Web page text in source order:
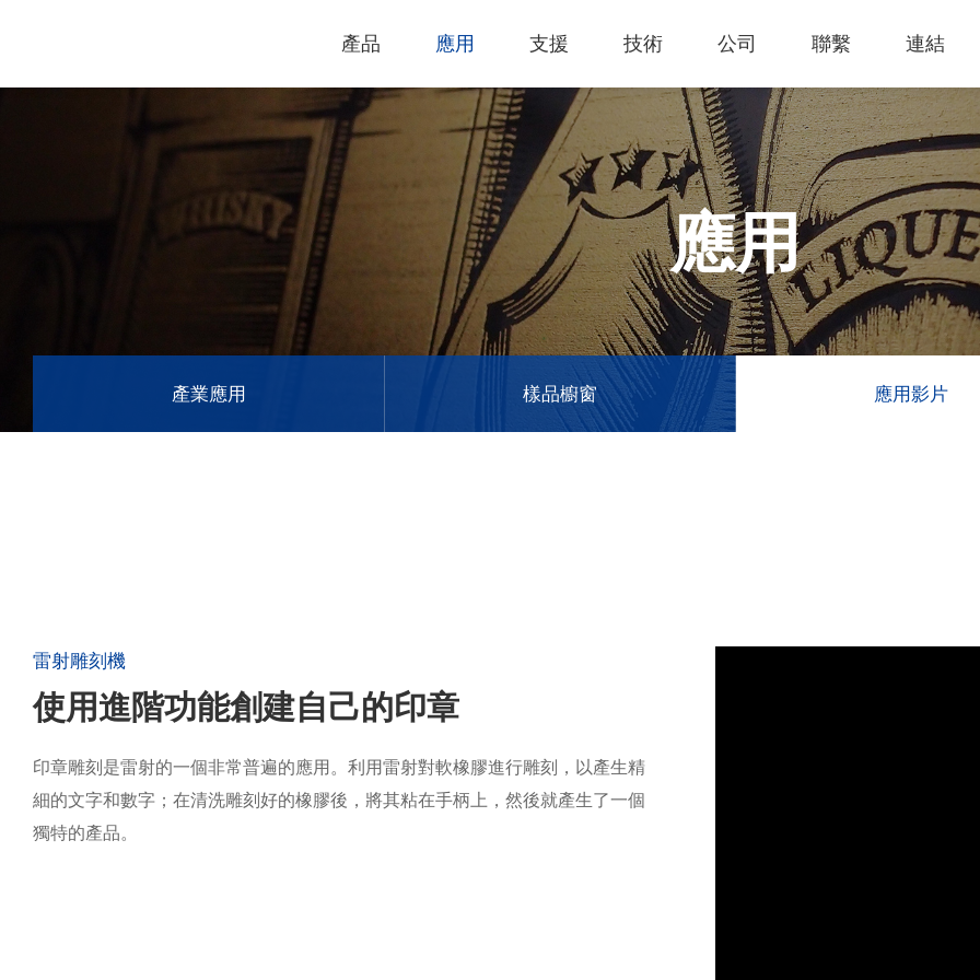
產品
電腦割字機 雷射雕刻機
雷射打標機
應用
熱門應用
薄膜切割
玻璃
禮贈品
首飾
塑料
印章
陳列展示
支援
技術支援
下載專區
產品終止政策
過保固服務
技術
知識專區
產品影片
雷射雕刻
公司
關於我們
經營理念
創新技術
客戶服務
里程
全部
公司
產品
榮譽和認証 新聞
最新
參展訊
聯繫
客戶服務
成為代理商
產品諮詢
其他問題
GCC 聯絡資訊
聯繫我們
連結
Financing Service
GCC Web Shop
GCC Club
代理商入口
公司概況
公司治理
股東訊息
財務報表
利害關係
ESG永續
應用
產業應用 樣品櫥窗 應用影片
雷射雕刻機
使用進階功能創建自己的印章
印章雕刻是雷射的一個非常普遍的應用。利用雷射對軟橡膠進行雕刻，以產生精
細的文字和數字；在清洗雕刻好的橡膠後，將其粘在手柄上，然後就產生了一個
獨特的產品。